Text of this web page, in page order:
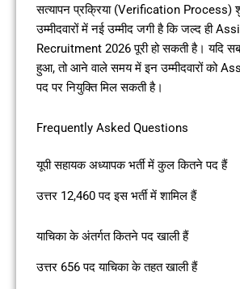
सत्यापन प्रक्रिया (Verification Process)
उम्मीदवारों में नई उम्मीद जगी है कि जल्द ही
Recruitment 2026 पूरी हो सकती है। यदि
हुआ, तो आने वाले समय में इन उम्मीदवारों को
पद पर नियुक्ति मिल सकती है।
Frequently Asked Questions
यूपी सहायक अध्यापक भर्ती में कुल कितने पद हैं
उत्तर 12,460 पद इस भर्ती में शामिल हैं
याचिका के अंतर्गत कितने पद खाली हैं
उत्तर 656 पद याचिका के तहत खाली हैं